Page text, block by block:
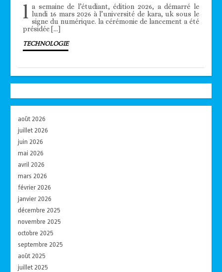
l a semaine de l’étudiant, édition 2026, a démarré le
lundi 16 mars 2026 à l’université de kara, uk sous le
signe du numérique. la cérémonie de lancement a été
présidée […]
TECHNOLOGIE
août 2026
juillet 2026
juin 2026
mai 2026
avril 2026
mars 2026
février 2026
janvier 2026
décembre 2025
novembre 2025
octobre 2025
septembre 2025
août 2025
juillet 2025